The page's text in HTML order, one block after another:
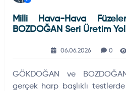
Milli Hava-Hava
BOZDOĞAN Seri Üretim
06.06.2026 0
GÖKDOĞAN ve
gerçek harp başlıklı
Füze ve Roketler